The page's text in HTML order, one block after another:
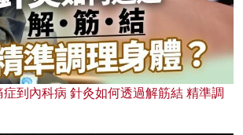
到內科病 針灸如何透過解筋結 精準調